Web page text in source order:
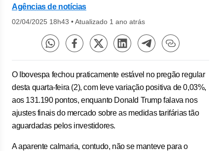
Agências de notícias
02/04/2025 18h43 •Atualizado 1 ano atrás
O Ibovespa fechou praticamente estável no pregão regular
desta quarta-feira (2), com leve variação positiva de 0,03%,
aos 131.190 pontos, enquanto Donald Trump falava nos
ajustes finais do mercado sobre as medidas tarifárias tão
aguardadas pelos investidores.
A aparente calmaria, contudo, não se manteve para o